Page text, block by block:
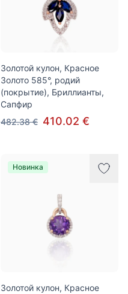
Золотой кулон, Красное
Золото 585°, родий
(покрытие), Бриллианты,
Сапфир
482.38 € 410.02 €
Новинка
Золотой кулон, Красное